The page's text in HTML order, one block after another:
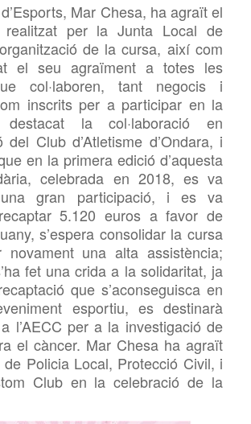
Mar Chesa, ha agraït el
realitzat per la Junta Local de
de la cursa, així com
el seu agraïment a totes les
col·laboren, tant negocis i
inscrits per a participar en la
la col·laboració en
del Club d’Atletisme d’Ondara, i
en la primera edició d’aquesta
celebrada en 2018, es va
una gran participació, i es va
5.120 euros a favor de
s’espera consolidar la cursa
novament una alta assistència;
fet una crida a la solidaritat, ja
que s’aconseguisca en
esportiu, es destinarà
l’AECC per a la investigació de
el càncer. Mar Chesa ha agraït
de Policia Local, Protecció Civil, i
Club en la celebració de la